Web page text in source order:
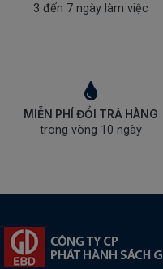
3 đến 7 ngày làm việc
MIỄN PHÍ ĐỔI TRẢ HÀNG
trong vòng 10 ngày